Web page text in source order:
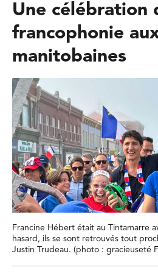
Une célébration
francophonie
manitobaines
Francine Hébert était au Tintamarre
hasard, ils se sont retrouvés tout
Justin Trudeau. (photo : gracieuseté